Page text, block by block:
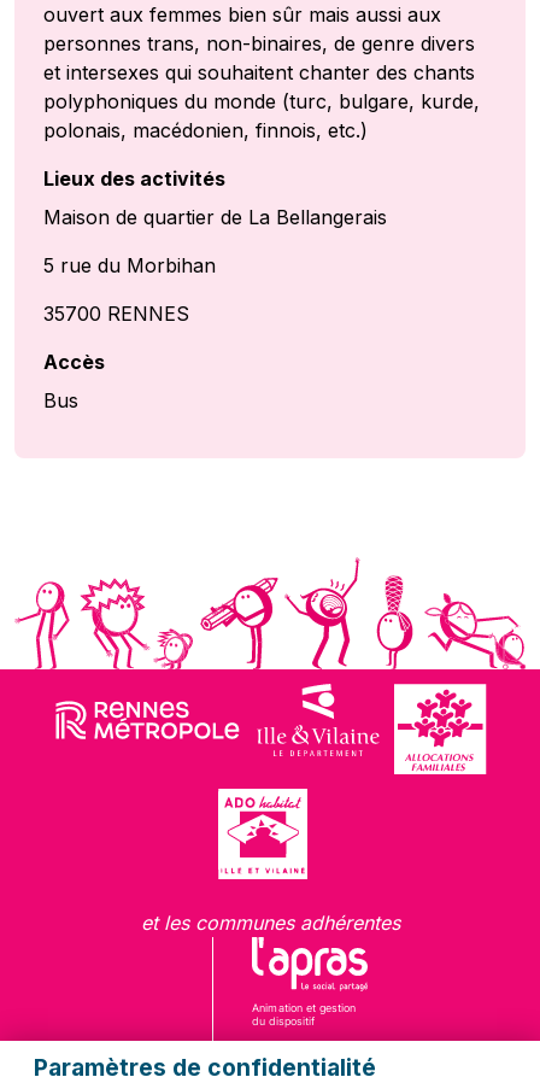
ouvert aux femmes bien sûr mais aussi aux
personnes trans, non-binaires, de genre divers
et intersexes qui souhaitent chanter des chants
polyphoniques du monde (turc, bulgare, kurde,
polonais, macédonien, finnois, etc.)
Lieux des activités
Maison de quartier de La Bellangerais
5 rue du Morbihan
35700 RENNES
Accès
Bus
Paramètres de confidentialité
et les communes adhérentes